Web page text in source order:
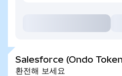
Salesforce (Ondo
환전해 보세요